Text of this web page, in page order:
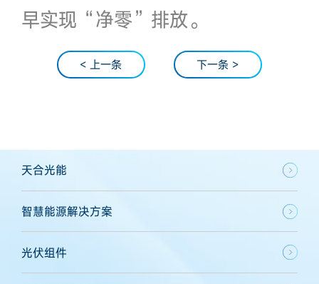
早实现“净零”排放。
< 上一条 下一条 >
天合光能
智慧能源解决方案
光伏组件